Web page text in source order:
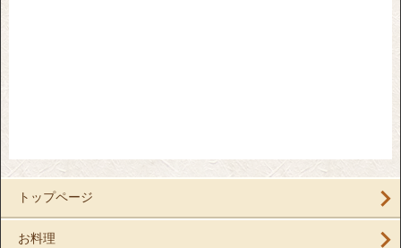
トップページ
お料理